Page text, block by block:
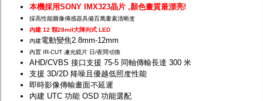
本機採用SONY IMX323晶片 ,顏色畫質最漂亮!
採高性能圖像傳感器具備百萬畫素清晰度
內建 12 顆28mil大陣列式 LED
內建電動變焦2.8mm-12mm
內置 IR-CUT 濾光鏡片 日/夜間切換
AHD/CVBS 接口支援 75-5 同軸傳輸長達 300 米
支援 3D/2D 降噪且優越低照度性能
即時影像傳輸畫面不延遲
內建 UTC 功能 OSD 功能選配